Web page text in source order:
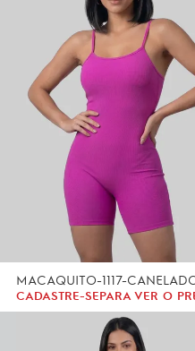
CADASTRE-SEPARA VER O